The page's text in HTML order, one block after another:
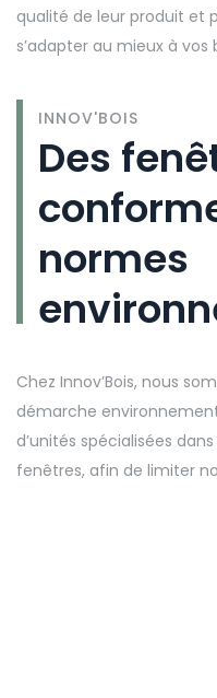
qualité de leur produit et
s’adapter au mieux à vos
INNOV'BOIS
Des
normes
Chez Innov’Bois, nous
démarche
d’unités spécialisées
fenêtres, afin de limiter